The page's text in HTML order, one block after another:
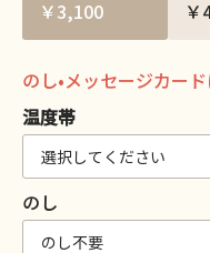
￥3,100 ￥
のし•メッセージカー
温度帯
のし